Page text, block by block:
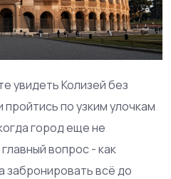
увидеть Колизей без
по узким улочкам
город еще не
вопрос - как
забронировать всё до